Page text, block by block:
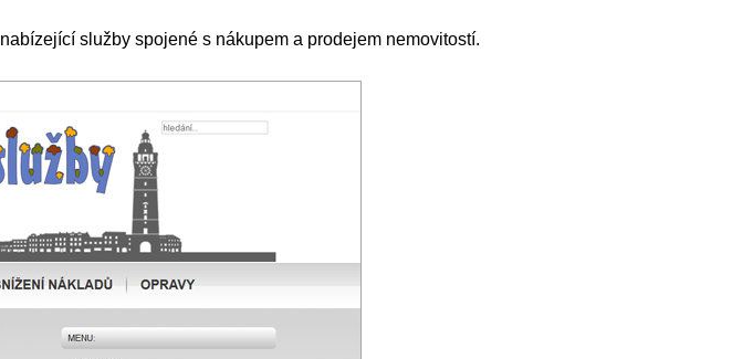
nabízející služby spojené s nákupem a prodejem nemovitostí.